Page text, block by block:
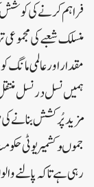
فراہم کرنے کی
منسلک شعبے کی
مقدار اور عالمی
ہمیں نسل در نسل
مزید پُر کشش بنانے
جموںوکشمیر یوٹی
رہی ہے تاکہ پالنے